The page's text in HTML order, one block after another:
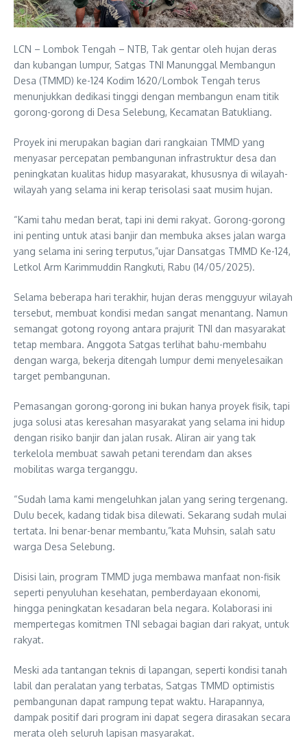
LCN – Lombok Tengah – NTB, Tak gentar oleh hujan deras
dan kubangan lumpur, Satgas TNI Manunggal Membangun
Desa (TMMD) ke-124 Kodim 1620/Lombok Tengah terus
menunjukkan dedikasi tinggi dengan membangun enam titik
gorong-gorong di Desa Selebung, Kecamatan Batukliang.
Proyek ini merupakan bagian dari rangkaian TMMD yang
menyasar percepatan pembangunan infrastruktur desa dan
peningkatan kualitas hidup masyarakat, khususnya di wilayah-
wilayah yang selama ini kerap terisolasi saat musim hujan.
“Kami tahu medan berat, tapi ini demi rakyat. Gorong-gorong
ini penting untuk atasi banjir dan membuka akses jalan warga
yang selama ini sering terputus,”ujar Dansatgas TMMD Ke-124,
Letkol Arm Karimmuddin Rangkuti, Rabu (14/05/2025).
Selama beberapa hari terakhir, hujan deras mengguyur wilayah
tersebut, membuat kondisi medan sangat menantang. Namun
semangat gotong royong antara prajurit TNI dan masyarakat
tetap membara. Anggota Satgas terlihat bahu-membahu
dengan warga, bekerja ditengah lumpur demi menyelesaikan
target pembangunan.
Pemasangan gorong-gorong ini bukan hanya proyek fisik, tapi
juga solusi atas keresahan masyarakat yang selama ini hidup
dengan risiko banjir dan jalan rusak. Aliran air yang tak
terkelola membuat sawah petani terendam dan akses
mobilitas warga terganggu.
“Sudah lama kami mengeluhkan jalan yang sering tergenang.
Dulu becek, kadang tidak bisa dilewati. Sekarang sudah mulai
tertata. Ini benar-benar membantu,”kata Muhsin, salah satu
warga Desa Selebung.
Disisi lain, program TMMD juga membawa manfaat non-fisik
seperti penyuluhan kesehatan, pemberdayaan ekonomi,
hingga peningkatan kesadaran bela negara. Kolaborasi ini
mempertegas komitmen TNI sebagai bagian dari rakyat, untuk
rakyat.
Meski ada tantangan teknis di lapangan, seperti kondisi tanah
labil dan peralatan yang terbatas, Satgas TMMD optimistis
pembangunan dapat rampung tepat waktu. Harapannya,
dampak positif dari program ini dapat segera dirasakan secara
merata oleh seluruh lapisan masyarakat.